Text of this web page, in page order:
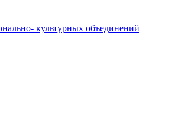
культурных объединений